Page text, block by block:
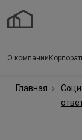
О компании
Главная